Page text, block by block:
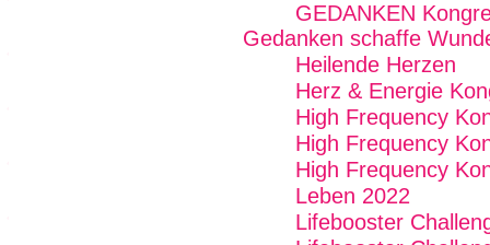
GEDANKEN
Gedanken schaffe
Heilende Herzen
Herz & Energie
High Frequency
High Frequency
High Frequency
Leben 2022
Lifebooster